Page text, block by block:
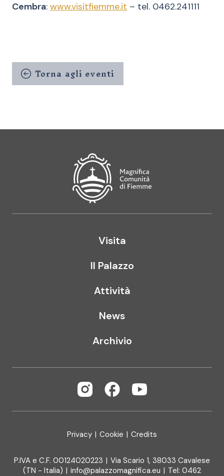
Cembra: www.visitfiemme.it – tel. 0462.241111
Torna agli eventi
Magnifica Comunità di Fiemme
Visita
Il Palazzo
Attività
News
Archivio
P.IVA e C.F. 00124020223 | Via Scario 1, 38033 Cavalese
(TN - Italia) | info@palazzomagnifica.eu | Tel: 0462
Privacy | Cookie | Credits